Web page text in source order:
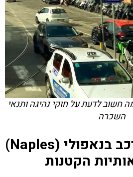
חשוב לדעת על חוקי נהיגה ותנאי
השכרה
תנאי השכרת רכב בנאפולי (Naples)
הקטנות